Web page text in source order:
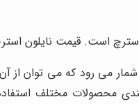
استرچ است. قیمت
شمار می رود که می توان
محصولات مختلف